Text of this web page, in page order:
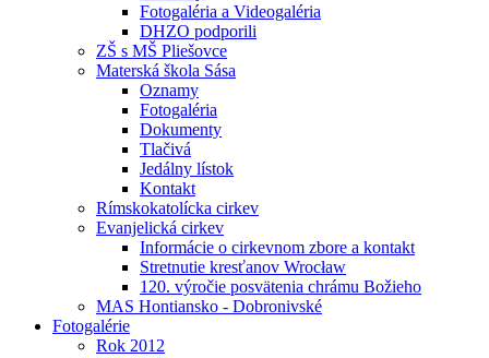
Fotogaléria a Videogaléria
DHZO podporili
ZŠ s MŠ Pliešovce
Materská škola Sása
Oznamy
Fotogaléria
Dokumenty
Tlačivá
Jedálny lístok
Kontakt
Rímskokatolícka cirkev
Evanjelická cirkev
Informácie o cirkevnom zbore a kontakt
Stretnutie kresťanov Wrocław
120. výročie posvätenia chrámu Božieho
MAS Hontiansko - Dobronivské
Fotogalérie
Rok 2012